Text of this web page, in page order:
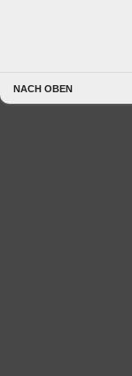
NACH OBEN